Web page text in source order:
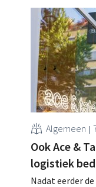
Algemeen
Ook Ace &
logistiek
Nadat eerder